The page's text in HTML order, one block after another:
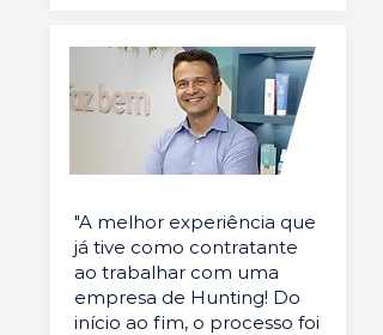
"A melhor experiência que
já tive como contratante
ao trabalhar com uma
empresa de Hunting! Do
início ao fim, o processo foi